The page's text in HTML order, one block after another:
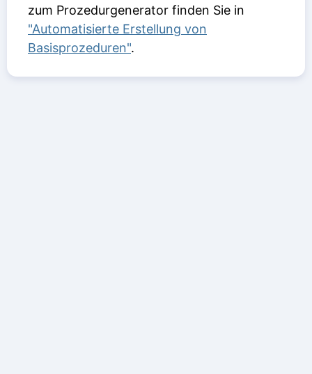
zum Prozedurgenerator finden Sie in
"Automatisierte Erstellung von
Basisprozeduren".